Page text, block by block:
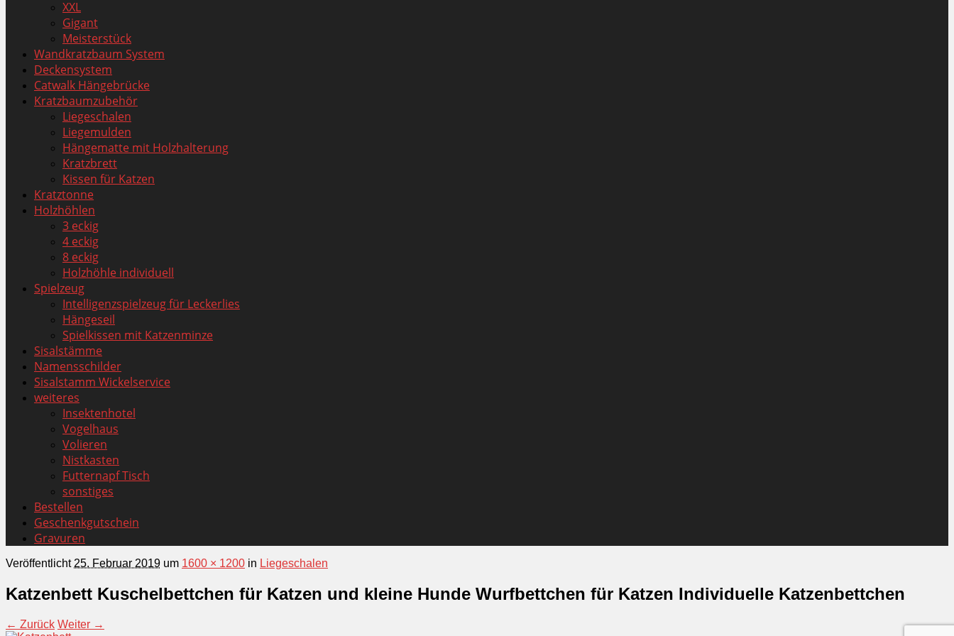
XXL
Gigant
Meisterstück
Wandkratzbaum System
Deckensystem
Catwalk Hängebrücke
Kratzbaumzubehör
Liegeschalen
Liegemulden
Hängematte mit Holzhalterung
Kratzbrett
Kissen für Katzen
Kratztonne
Holzhöhlen
3 eckig
4 eckig
8 eckig
Holzhöhle individuell
Spielzeug
Intelligenzspielzeug für Leckerlies
Hängeseil
Spielkissen mit Katzenminze
Sisalstämme
Namensschilder
Sisalstamm Wickelservice
weiteres
Insektenhotel
Vogelhaus
Volieren
Nistkasten
Futternapf Tisch
sonstiges
Bestellen
Geschenkgutschein
Gravuren
Veröffentlicht 25. Februar 2019 um 1600 × 1200 in Liegeschalen
Katzenbett Kuschelbettchen für Katzen und kleine Hunde Wurfbettchen für Katzen Individuelle Katzenbettchen
← Zurück Weiter →